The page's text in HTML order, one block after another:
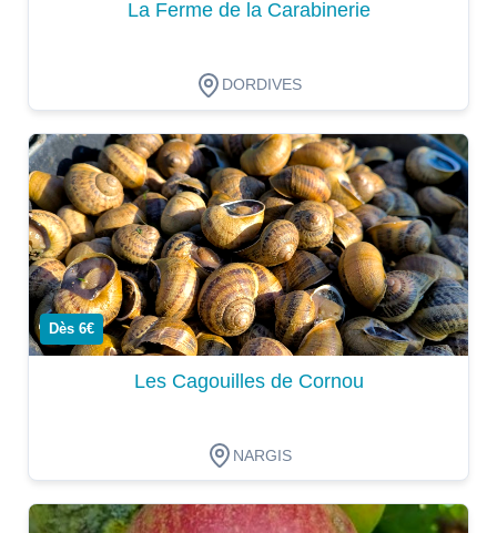
La Ferme de la Carabinerie
DORDIVES
Dégustation
Dès 6€
Les Cagouilles de Cornou
NARGIS